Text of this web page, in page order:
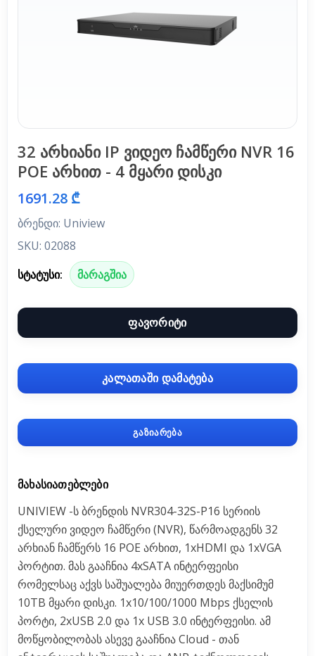
32 არხიანი IP ვიდეო ჩამწერი NVR 16
POE არხით - 4 მყარი დისკი
1691.28 ₾
ბრენდი: Uniview
SKU: 02088
სტატუსი:
მარაგშია
ფავორიტი
კალათაში დამატება
გაზიარება
ᲛᲐᲮᲐᲡᲘᲐᲗᲔᲑᲚᲔᲑᲘ
UNIVIEW -ს ბრენდის NVR304-32S-P16 სერიის
ქსელური ვიდეო ჩამწერი (NVR), წარმოადგენს 32
არხიან ჩამწერს 16 POE არხით, 1xHDMI და 1xVGA
პორტით. მას გააჩნია 4xSATA ინტერფეისი
რომელსაც აქვს საშუალება მიუერთდეს მაქსიმუმ
10TB მყარი დისკი. 1x10/100/1000 Mbps ქსელის
პორტი, 2xUSB 2.0 და 1x USB 3.0 ინტერფეისი. ამ
მოწყობილობას ასევე გააჩნია Cloud - თან